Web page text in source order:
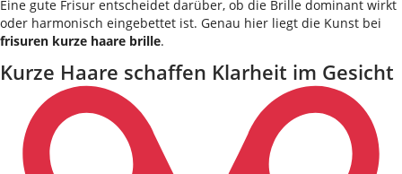
Eine gute Frisur entscheidet darüber, ob die Brille dominant wirkt
oder harmonisch eingebettet ist. Genau hier liegt die Kunst bei
frisuren kurze haare brille.
Kurze Haare schaffen Klarheit im Gesicht